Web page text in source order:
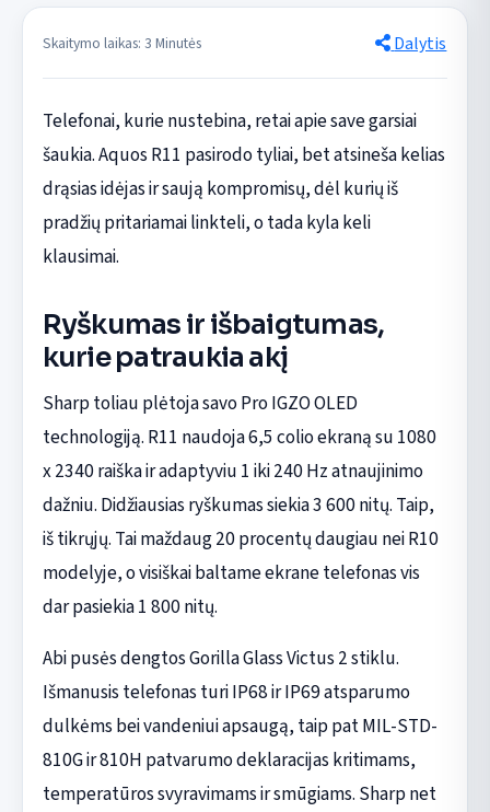
Skaitymo laikas: 3 Minutės Dalytis
Telefonai, kurie nustebina, retai apie save garsiai
šaukia. Aquos R11 pasirodo tyliai, bet atsineša kelias
drąsias idėjas ir saują kompromisų, dėl kurių iš
pradžių pritariamai linkteli, o tada kyla keli
klausimai.
Ryškumas ir išbaigtumas,
kurie patraukia akį
Sharp toliau plėtoja savo Pro IGZO OLED
technologiją. R11 naudoja 6,5 colio ekraną su 1080
x 2340 raiška ir adaptyviu 1 iki 240 Hz atnaujinimo
dažniu. Didžiausias ryškumas siekia 3 600 nitų. Taip,
iš tikrųjų. Tai maždaug 20 procentų daugiau nei R10
modelyje, o visiškai baltame ekrane telefonas vis
dar pasiekia 1 800 nitų.
Abi pusės dengtos Gorilla Glass Victus 2 stiklu.
Išmanusis telefonas turi IP68 ir IP69 atsparumo
dulkėms bei vandeniui apsaugą, taip pat MIL-STD-
810G ir 810H patvarumo deklaracijas kritimams,
temperatūros svyravimams ir smūgiams. Sharp net